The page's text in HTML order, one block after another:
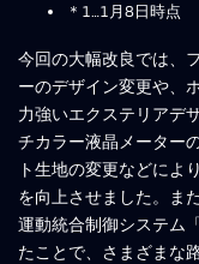
＊1…1月8日時点
今回の大幅改良では、
ーのデザイン変更や、
力強いエクステリアデ
チカラー液晶メーター
ト生地の変更などによ
を向上させました。ま
運動統合制御システム
たことで、さまざまな